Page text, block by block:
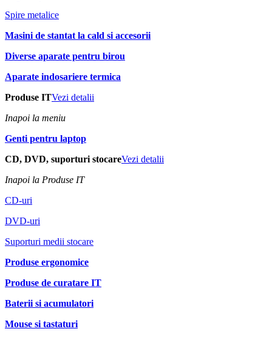
Spire metalice
Masini de stantat la cald si accesorii
Diverse aparate pentru birou
Aparate indosariere termica
Produse ITVezi detalii
Inapoi la meniu
Genti pentru laptop
CD, DVD, suporturi stocareVezi detalii
Inapoi la Produse IT
CD-uri
DVD-uri
Suporturi medii stocare
Produse ergonomice
Produse de curatare IT
Baterii si acumulatori
Mouse si tastaturi